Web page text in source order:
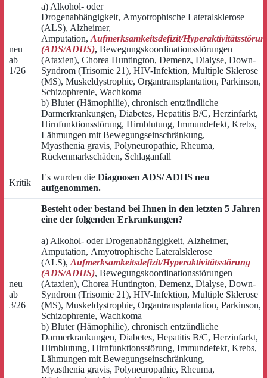
neu
ab
1/26
a) Alkohol- oder
Drogenabhängigkeit, Amyotrophische Lateralsklerose
(ALS), Alzheimer,
Amputation, Aufmerksamkeitsdefizit/
(ADS/ADHS), Bewegungskoordinationsstörungen
(Ataxien), Chorea Huntington, Demenz, Dialyse, Down-
Syndrom (Trisomie 21), HIV-Infektion, Multiple Sklerose
(MS), Muskeldystrophie, Organtransplantation, Parkinson,
Schizophrenie, Wachkoma
b) Bluter (Hämophilie), chronisch entzündliche
Darmerkrankungen, Diabetes, Hepatitis B/C, Herzinfarkt,
Hirnfunktionsstörung, Hirnblutung, Immundefekt, Krebs,
Lähmungen mit Bewegungseinschränkung,
Myasthenia gravis, Polyneuropathie, Rheuma,
Rückenmarkschäden, Schlaganfall
Kritik
Es wurden die Diagnosen ADS/ ADHS neu
aufgenommen.
neu
ab
3/26
Besteht oder bestand bei Ihnen in den letzten 5 Jahren
eine der folgenden Erkrankungen?
a) Alkohol- oder Drogenabhängigkeit, Alzheimer,
Amputation, Amyotrophische Lateralsklerose
(ALS), Aufmerksamkeitsdefizit/Hyperaktivitätsstörung
(ADS/ADHS), Bewegungskoordinationsstörungen
(Ataxien), Chorea Huntington, Demenz, Dialyse, Down-
Syndrom (Trisomie 21), HIV-Infektion, Multiple Sklerose
(MS), Muskeldystrophie, Organtransplantation, Parkinson,
Schizophrenie, Wachkoma
b) Bluter (Hämophilie), chronisch entzündliche
Darmerkrankungen, Diabetes, Hepatitis B/C, Herzinfarkt,
Hirnblutung, Hirnfunktionsstörung, Immundefekt, Krebs,
Lähmungen mit Bewegungseinschränkung,
Myasthenia gravis, Polyneuropathie, Rheuma,